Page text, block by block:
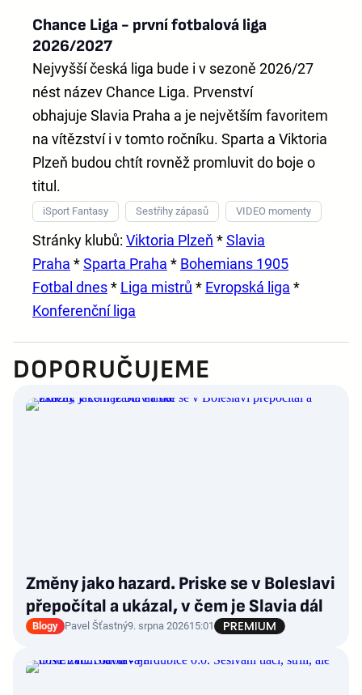
Chance Liga - první fotbalová liga
2026/2027
Nejvyšší česká liga bude i v sezoně 2026/27
nést název Chance Liga. Prvenství
obhajuje Slavia Praha a je největším favoritem
na vítězství i v tomto ročníku. Sparta a Viktoria
Plzeň budou chtít rovněž promluvit do boje o
titul.
iSport Fantasy Sestřihy zápasů VIDEO momenty
Stránky klubů: Viktoria Plzeň *Slavia
Praha *Sparta Praha * Bohemians 1905
Fotbal dnes* Liga mistrů * Evropská liga *
Konferenční liga
DOPORUČUJEME
Změny jako hazard. Priske se v Boleslavi
přepočítal a ukázal, v čem je Slavia dál
Blogy Pavel Šťastný9. srpna 202615:01